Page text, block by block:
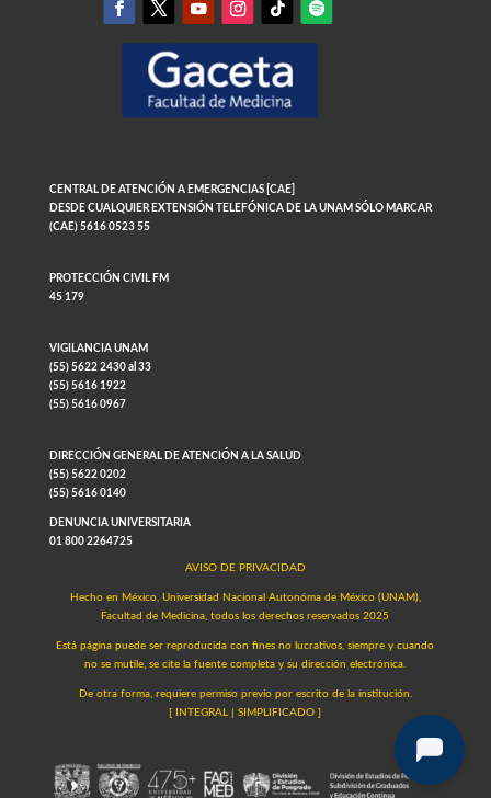
CENTRAL DE ATENCIÓN A EMERGENCIAS [CAE]
DESDE CUALQUIER EXTENSIÓN TELEFÓNICA DE LA UNAM SÓLO MARCAR
(CAE) 5616 0523 55
PROTECCIÓN CIVIL FM
45 179
VIGILANCIA UNAM
(55) 5622 2430 al 33
(55) 5616 1922
(55) 5616 0967
DIRECCIÓN GENERAL DE ATENCIÓN A LA SALUD
(55) 5622 0202
(55) 5616 0140
DENUNCIA UNIVERSITARIA
01 800 2264725
AVISO DE PRIVACIDAD
Hecho en México, Universidad Nacional Autonóma de México (UNAM),
Facultad de Medicina, todos los derechos reservados 2025
Está página puede ser reproducida con fines no lucrativos, siempre y cuando
no se mutile, se cite la fuente completa y su dirección electrónica.
De otra forma, requiere permiso previo por escrito de la institución.
[
INTEGRAL |SIMPLIFICADO ]